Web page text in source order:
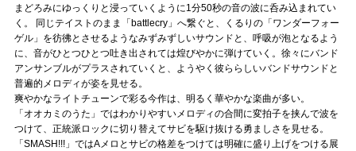
まどろみにゆっくりと浸っていくように1分50秒の音の波に呑み込まれてい
く。 同じテイストのまま「battlecry」へ繋ぐと、くるりの「ワンダーフォー
ゲル」を彷彿とさせるようなみずみずしいサウンドと、呼吸が泡となるよう
に、音がひとつひとつ吐き出されては煌びやかに弾けていく。徐々にバンド
アンサンブルがプラスされていくと、ようやく彼ららしいバンドサウンドと
普遍的メロディが姿を見せる。
爽やかなライトチューンで彩る今作は、明るく華やかな楽曲が多い。
「オオカミのうた」ではわかりやすいメロディの合間に変拍子を挟んで波を
つけて、正統派ロックに切り替えてサビを駆け抜ける勇ましさを見せる。
「SMASH!!!」ではAメロとサビの格差をつけては明確に盛り上げをつける展